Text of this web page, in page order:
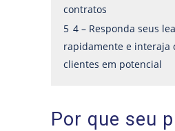
contratos
5 4 – Responda seus
rapidamente e interaja
clientes em potencial
Por que seu